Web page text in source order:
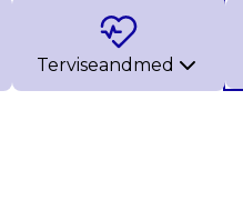
Terviseandmed